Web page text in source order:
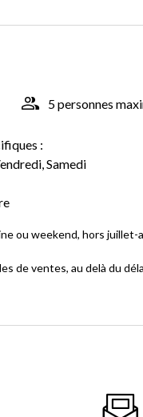
5 personnes
:
Samedi
ou weekend, hors juillet-
de ventes, au delà du